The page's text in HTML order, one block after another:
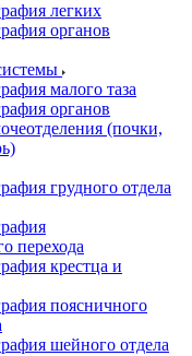
легких
органов
малого таза
органов
(почки,
грудного отдела
перехода
крестца и
поясничного
шейного отдела